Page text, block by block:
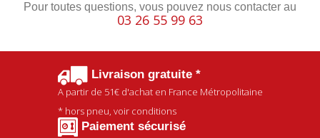
Pour toutes questions, vous pouvez nous contacter au
03 26 55 99 63
Livraison gratuite *
A partir de 51€d'achat en France Métropolitaine
* hors pneu, voir conditions
Paiement sécurisé